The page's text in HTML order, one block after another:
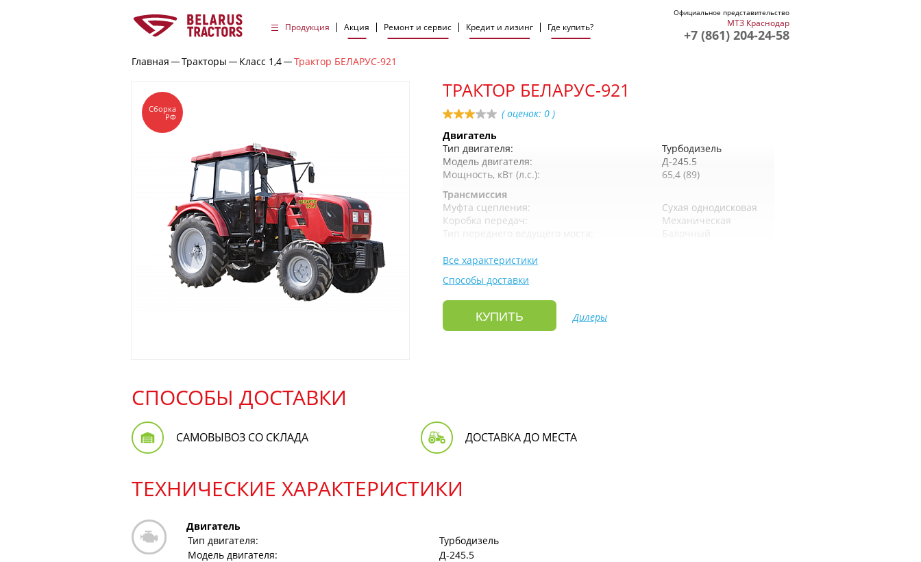
Продукция Акция Ремонт и сервис Кредит и лизинг Где купить?
Официальное представительство
МТЗ Краснодар
+7 (861) 204-24-58
Главная Тракторы Класс 1,4 Трактор БЕЛАРУС-921
Сборка
РФ
ТРАКТОР БЕЛАРУС-921
( оценок: 0 )
Двигатель
Тип двигателя:
Турбодизель
Модель двигателя:
Д-245.5
Мощность, кВт (л.с.):
65,4 (89)
Трансмиссия
Муфта сцепления:
Сухая однодисковая
Коробка передач:
Механическая
Тип переднего ведущего моста:
Балочный
Все характеристики
Способы доставки
КУПИТЬ Дилеры
СПОСОБЫ ДОСТАВКИ
САМОВЫВОЗ СО СКЛАДА ДОСТАВКА ДО МЕСТА
ТЕХНИЧЕСКИЕ ХАРАКТЕРИСТИКИ
Двигатель
Тип двигателя:
Турбодизель
Модель двигателя:
Д-245.5